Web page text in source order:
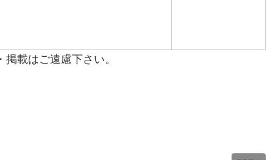
載はご遠慮下さい。